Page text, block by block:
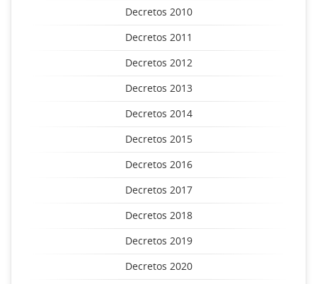
Decretos 2010
Decretos 2011
Decretos 2012
Decretos 2013
Decretos 2014
Decretos 2015
Decretos 2016
Decretos 2017
Decretos 2018
Decretos 2019
Decretos 2020